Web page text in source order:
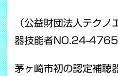
（公益財団法人テク
器技能者NO.24-4765
茅ヶ崎市初の認定補聴